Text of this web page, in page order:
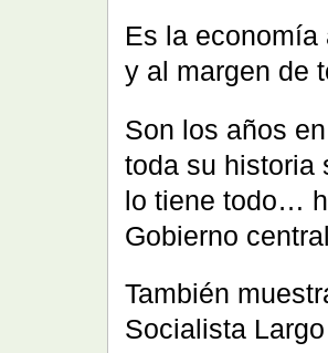
Es la
y al margen de
Son los años
toda su historia
lo tiene todo…
Gobierno
También
Socialista